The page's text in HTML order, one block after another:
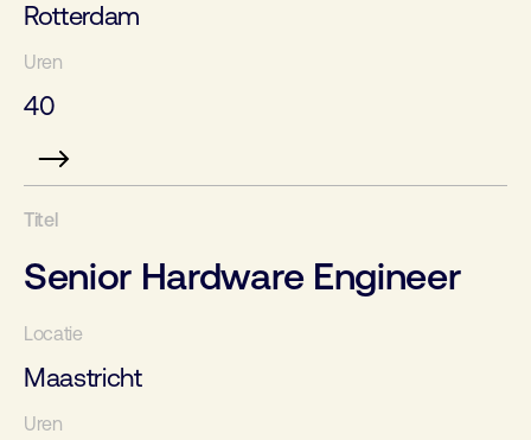
Rotterdam
40
Senior Hardware Engineer
Maastricht